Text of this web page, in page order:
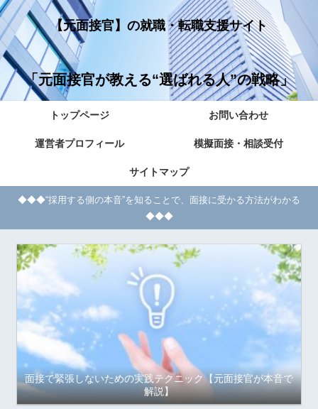
【元面接官】の就職・転職支援サイト
「元面接官が教える“選ばれる人”の戦略」
トップページ お問い合わせ
運営者プロフィール 模擬面接・相談受付
サイトマップ
◆◆◆“採用する側の本音”を知ることで、面接に受かる方法がわかる
◆◆◆
面接で緊張しないための実践テクニック【元面接官が本音で
解説】